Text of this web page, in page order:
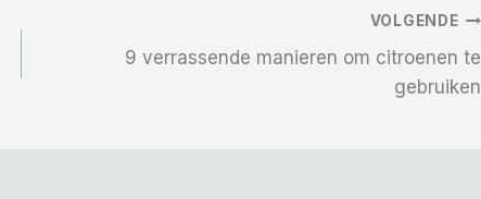
VOLGENDE
9 verrassende manieren om citroenen te
gebruiken